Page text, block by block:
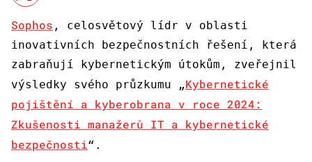
Sophos , celosvětový lídr v oblasti
inovativních bezpečnostních řešení, která
zabraňují kybernetickým útokům, zveřejnil
výsledky svého průzkumu „Kybernetické
pojištění a kyberobrana v roce 2024:
Zkušenosti manažerů IT a kybernetické
bezpečnosti“.